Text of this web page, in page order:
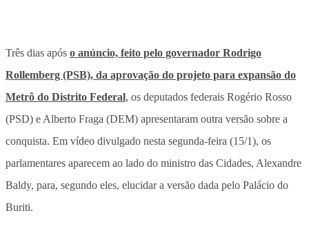
Três dias após o anúncio, feito pelo governador Rodrigo
Rollemberg (PSB), da aprovação do projeto para expansão do
Metrô do Distrito Federal, os deputados federais Rogério Rosso
(PSD) e Alberto Fraga (DEM) apresentaram outra versão sobre a
conquista. Em vídeo divulgado nesta segunda-feira (15/1), os
parlamentares aparecem ao lado do ministro das Cidades, Alexandre
Baldy, para, segundo eles, elucidar a versão dada pelo Palácio do
Buriti.